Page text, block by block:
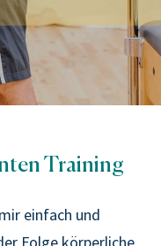
Training
einfach und